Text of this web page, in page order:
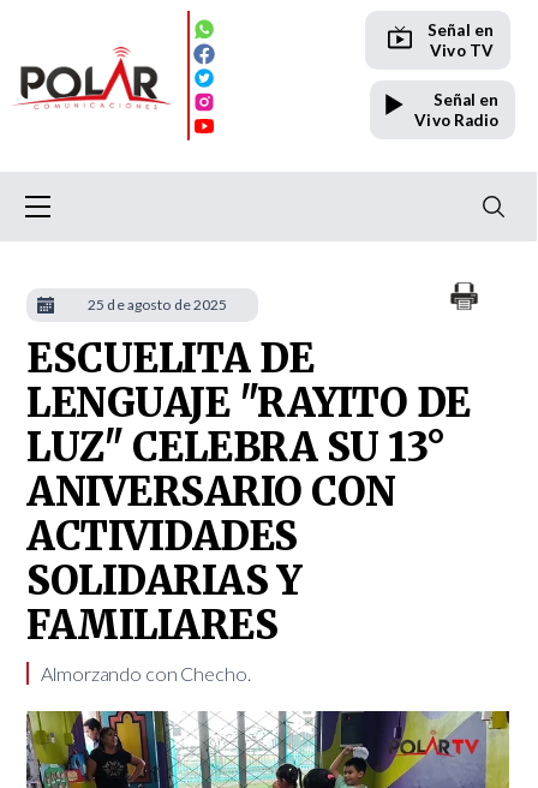
Señal en
Vivo TV
Señal en
Vivo Radio
​ESCUELITA DE
LENGUAJE "RAYITO DE
LUZ" CELEBRA SU 13°
ANIVERSARIO CON
ACTIVIDADES
SOLIDARIAS Y
FAMILIARES
Almorzando con Checho.
25 de agosto de 2025